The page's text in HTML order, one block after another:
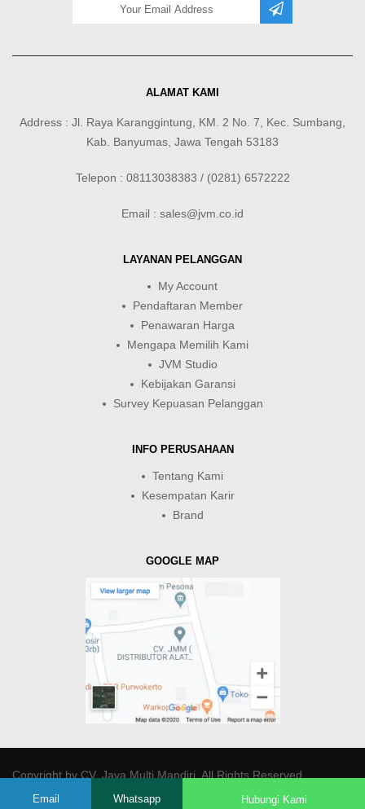
ALAMAT KAMI
Address : Jl. Raya Karanggintung, KM. 2 No. 7, Kec. Sumbang,
Kab. Banyumas, Jawa Tengah 53183
Telepon : 08113038383 / (0281) 6572222
Email : sales@jvm.co.id
LAYANAN PELANGGAN
My Account
Pendaftaran Member
Penawaran Harga
Mengapa Memilih Kami
JVM Studio
Kebijakan Garansi
Survey Kepuasan Pelanggan
INFO PERUSAHAAN
Tentang Kami
Kesempatan Karir
Brand
GOOGLE MAP
Copyright byCV. Java Multi Mandiri. All Rights Reserved.
Email Whatsapp Hubungi Kami